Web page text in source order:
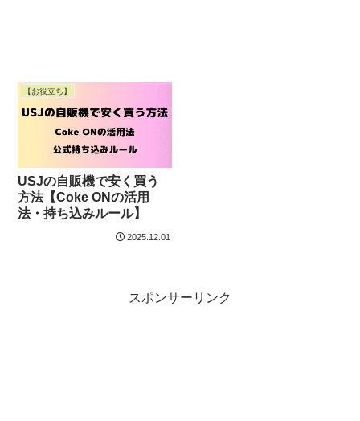
【お役立ち】
USJの自販機で安く買う
方法【Coke ONの活用
法・持ち込みルール】
2025.12.01
スポンサーリンク